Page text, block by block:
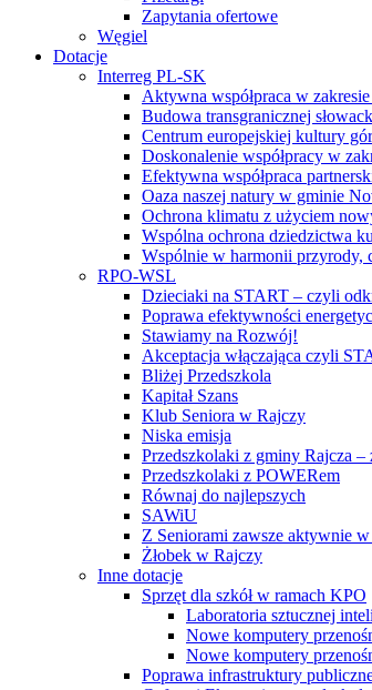
Zapytania ofertowe
Węgiel
Dotacje
Interreg PL-SK
Aktywna współpraca w
Budowa transgranicznej
Centrum europejskiej kultury
Doskonalenie współpracy w
Efektywna współpraca
Oaza naszej natury w gminie
Ochrona klimatu z użyciem
Wspólna ochrona dziedzictwa
Wspólnie w harmonii przyrody,
RPO-WSL
Dzieciaki na START – czyli
Poprawa efektywności
Stawiamy na Rozwój!
Akceptacja włączająca czyli
Bliżej Przedszkola
Kapitał Szans
Klub Seniora w Rajczy
Niska emisja
Przedszkolaki z gminy Rajcza
Przedszkolaki z POWERem
Równaj do najlepszych
SAWiU
Z Seniorami zawsze aktywnie
Żłobek w Rajczy
Inne dotacje
Sprzęt dla szkół w ramach KPO
Laboratoria sztucznej
Nowe komputery
Nowe komputery
Poprawa infrastruktury